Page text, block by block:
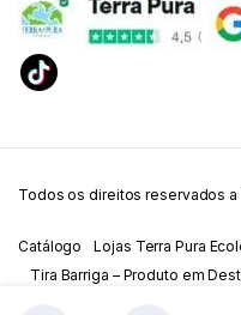
Todos os direitos reservados a
Catálogo Lojas Terra Pura
Tira Barriga – Produto em